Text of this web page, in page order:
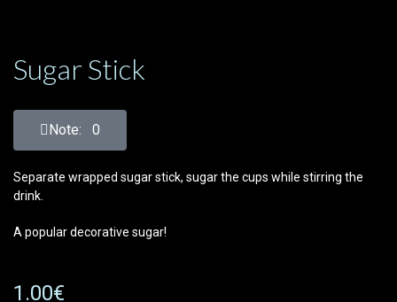
Sugar Stick
Note: 0
Separate wrapped sugar stick, sugar the cups while stirring the
drink.
A popular decorative sugar!
1.00€